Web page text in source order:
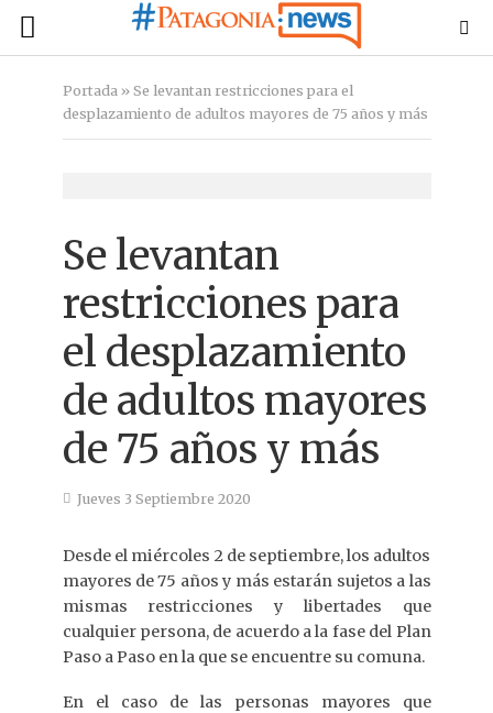
Portada» Se levantan restricciones para el
desplazamiento de adultos mayores de 75 años y más
Se levantan
restricciones para
el desplazamiento
de adultos mayores
de 75 años y más
Jueves 3 Septiembre 2020
Desde el miércoles 2 de septiembre, los adultos
mayores de 75 años y más estarán sujetos a las
mismas restricciones y libertades que
cualquier persona, de acuerdo a la fase del Plan
Paso a Paso en la que se encuentre su comuna.
En el caso de las personas mayores que